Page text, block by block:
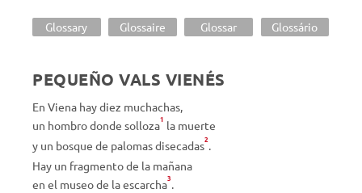
Glossary Glossaire Glossar Glossário
PEQUEÑO VALS VIENÉS
En Viena hay diez muchachas,
un hombro donde solloza1 la muerte
y un bosque de palomas disecadas2.
Hay un fragmento de la mañana
en el museo de la escarcha3.